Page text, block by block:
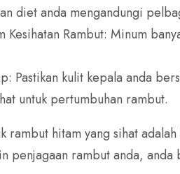
diet anda mengandungi
Kesihatan Rambut: Minum
Pastikan kulit kepala anda
untuk pertumbuhan rambut.
rambut hitam yang sihat
penjagaan rambut anda,